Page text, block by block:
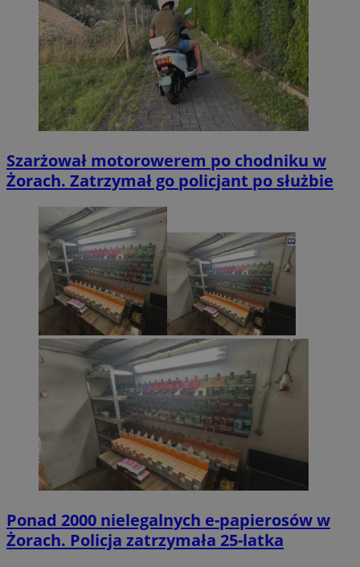
Szarżował motorowerem po chodniku w
Żorach. Zatrzymał go policjant po służbie
Ponad 2000 nielegalnych e-papierosów w
Żorach. Policja zatrzymała 25-latka